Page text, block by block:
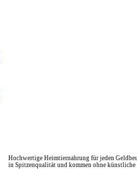
Hochwertige Heimtiernahrung für jeden
in Spitzenqualität und kommen ohne künstliche